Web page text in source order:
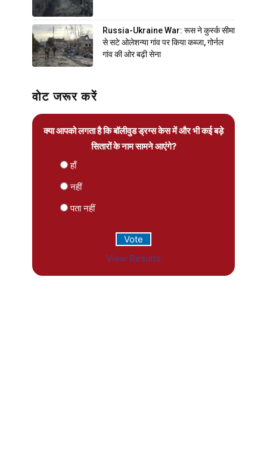
Russia-Ukraine War: रूस ने कुर्स्क सीमा
से सटे ओलेशन्या गांव पर किया कब्जा, गोर्नल
गांव की ओर बढ़ी सेना
वोट जरूर करें
क्या आपको लगता है कि बॉलीवुड ड्रग्स केस में और भी कई बड़े
सितारों के नाम सामने आएंगे?
हाँ
नहीं
पता नहीं
View Results